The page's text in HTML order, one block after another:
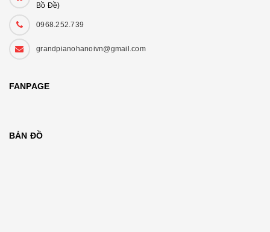
Bồ Đề)
0968.252.739
grandpianohanoivn@gmail.com
FANPAGE
BẢN ĐỒ